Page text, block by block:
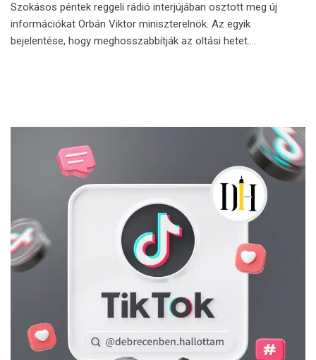
Szokásos péntek reggeli rádió interjújában osztott meg új
információkat Orbán Viktor miniszterelnök. Az egyik
bejelentése, hogy meghosszabbítják az oltási hetet.…